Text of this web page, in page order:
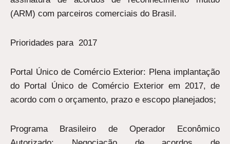
(ARM) com parceiros comerciais do Brasil.
Prioridades para 2017
Portal Único de Comércio Exterior: Plena implantação
do Portal Único de Comércio Exterior em 2017, de
acordo com o orçamento, prazo e escopo planejados;
Programa Brasileiro de Operador Econômico